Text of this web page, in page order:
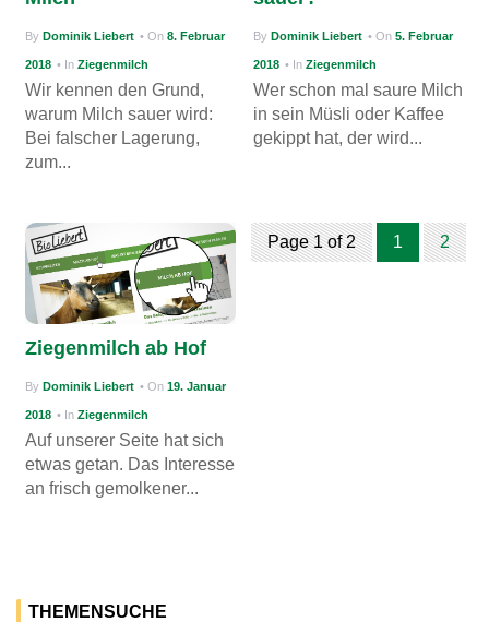
ByDominik Liebert • On8. Februar
2018 • InZiegenmilch
Wir kennen den Grund,
warum Milch sauer wird:
Bei falscher Lagerung,
zum...
ByDominik Liebert • On5. Februar
2018 • InZiegenmilch
Wer schon mal saure Milch
in sein Müsli oder Kaffee
gekippt hat, der wird...
Ziegenmilch ab Hof
ByDominik Liebert • On19. Januar
2018 • InZiegenmilch
Auf unserer Seite hat sich
etwas getan. Das Interesse
an frisch gemolkener...
Page 1 of 2 1 2
THEMENSUCHE